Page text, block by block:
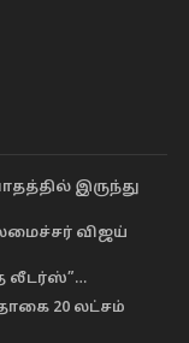
இருந்து
விஜய்
லீடர்ஸ்”…
20 லட்சம்